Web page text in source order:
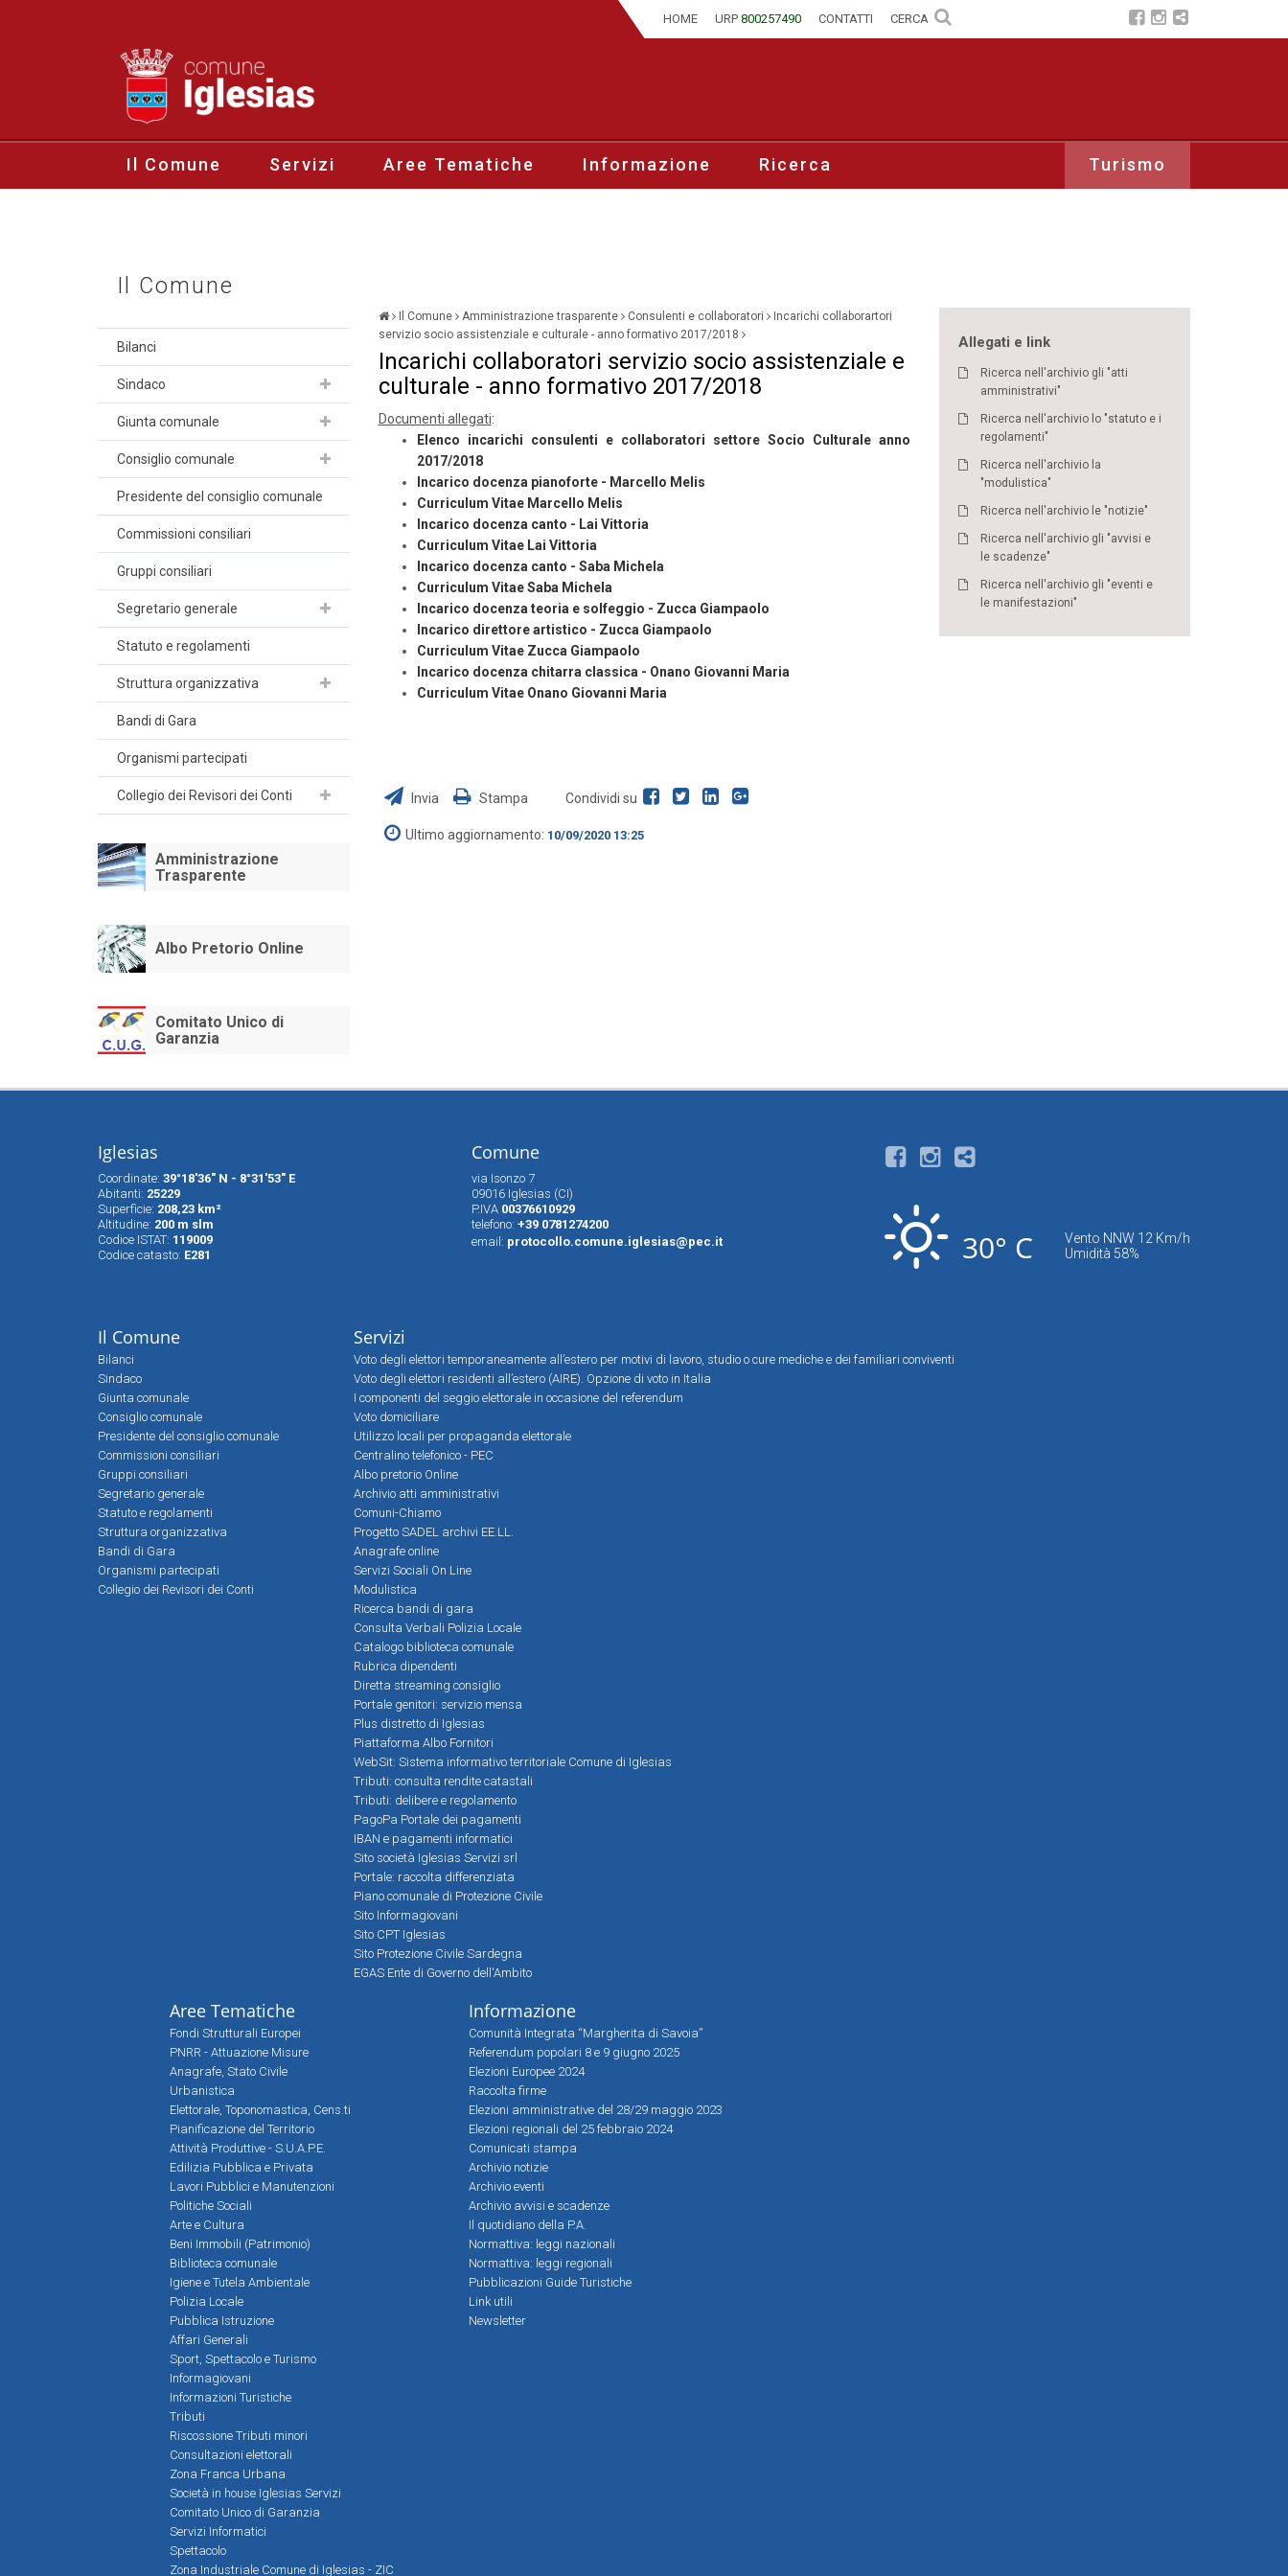
HOME URP 800257490 CONTATTI CERCA
Il Comune Servizi Aree Tematiche Informazione Turismo
Ricerca
Il Comune
Bilanci
Sindaco
Giunta comunale
Consiglio comunale
Presidente del consiglio comunale
Commissioni consiliari
Gruppi consiliari
Segretario generale
Statuto e regolamenti
Struttura organizzativa
Bandi di Gara
Organismi partecipati
Collegio dei Revisori dei Conti
Amministrazione
Trasparente
Albo Pretorio Online
Comitato Unico di
Garanzia
Il Comune Amministrazione trasparente Consulenti e collaboratori
Incarichi collaborartori
servizio socio assistenziale e culturale - anno formativo 2017/2018
Incarichi collaboratori servizio socio assistenziale e
culturale - anno formativo 2017/2018
Documenti allegati:
Elenco incarichi consulenti e collaboratori settore Socio Culturale anno
2017/2018
Incarico docenza pianoforte - Marcello Melis
Curriculum Vitae Marcello Melis
Incarico docenza canto - Lai Vittoria
Curriculum Vitae Lai Vittoria
Incarico docenza canto - Saba Michela
Curriculum Vitae Saba Michela
Incarico docenza teoria e solfeggio - Zucca Giampaolo
Incarico direttore artistico - Zucca Giampaolo
Curriculum Vitae Zucca Giampaolo
Incarico docenza chitarra classica - Onano Giovanni Maria
Curriculum Vitae Onano Giovanni Maria
Invia Stampa Condividi su
Ultimo aggiornamento: 10/09/2020 13:25
Allegati e link
Ricerca nell'archivio gli "atti
amministrativi"
Ricerca nell'archivio lo "statuto e i
regolamenti"
Ricerca nell'archivio la
"modulistica"
Ricerca nell'archivio le "notizie"
Ricerca nell'archivio gli "avvisi e
le scadenze"
Ricerca nell'archivio gli "eventi e
le manifestazioni"
Iglesias
Coordinate: 39°18'36" N - 8°31'53" E
Abitanti: 25229
Superfìcie: 208,23 km²
Altitudine: 200 m slm
Codice ISTAT: 119009
Codice catasto: E281
Comune
via Isonzo 7
09016 Iglesias (CI)
P.IVA 00376610929
telefono: +39 0781274200
email: protocollo.comune.iglesias@pec.it 30° C
Vento NNW 12 Km/h
Umidità 58%
Il Comune
Bilanci
Sindaco
Giunta comunale
Consiglio comunale
Presidente del consiglio comunale
Commissioni consiliari
Gruppi consiliari
Segretario generale
Statuto e regolamenti
Struttura organizzativa
Bandi di Gara
Organismi partecipati
Collegio dei Revisori dei Conti
Servizi
Voto degli elettori temporaneamente all’estero per motivi di lavoro, studio o cure mediche e dei familiari conviventi
Voto degli elettori residenti all’estero (AIRE). Opzione di voto in Italia
I componenti del seggio elettorale in occasione del referendum
Voto domiciliare
Utilizzo locali per propaganda elettorale
Centralino telefonico - PEC
Albo pretorio Online
Archivio atti amministrativi
Comuni-Chiamo
Progetto SADEL archivi EE.LL.
Anagrafe online
Servizi Sociali On Line
Modulistica
Ricerca bandi di gara
Consulta Verbali Polizia Locale
Catalogo biblioteca comunale
Rubrica dipendenti
Diretta streaming consiglio
Portale genitori: servizio mensa
Plus distretto di Iglesias
Piattaforma Albo Fornitori
WebSit: Sistema informativo territoriale Comune di Iglesias
Tributi: consulta rendite catastali
Tributi: delibere e regolamento
PagoPa Portale dei pagamenti
IBAN e pagamenti informatici
Sito società Iglesias Servizi srl
Portale: raccolta differenziata
Piano comunale di Protezione Civile
Sito Informagiovani
Sito CPT Iglesias
Sito Protezione Civile Sardegna
EGAS Ente di Governo dell'Ambito
Aree Tematiche
Fondi Strutturali Europei
PNRR - Attuazione Misure
Anagrafe, Stato Civile
Urbanistica
Elettorale, Toponomastica, Cens.ti
Pianificazione del Territorio
Attività Produttive - S.U.A.P.E.
Edilizia Pubblica e Privata
Lavori Pubblici e Manutenzioni
Politiche Sociali
Arte e Cultura
Beni Immobili (Patrimonio)
Biblioteca comunale
Igiene e Tutela Ambientale
Polizia Locale
Pubblica Istruzione
Affari Generali
Sport, Spettacolo e Turismo
Informagiovani
Informazioni Turistiche
Tributi
Riscossione Tributi minori
Consultazioni elettorali
Zona Franca Urbana
Società in house Iglesias Servizi
Comitato Unico di Garanzia
Servizi Informatici
Spettacolo
Zona Industriale Comune di Iglesias - ZIC
Informazione
Comunità Integrata “Margherita di Savoia”
Referendum popolari 8 e 9 giugno 2025
Elezioni Europee 2024
Raccolta firme
Elezioni amministrative del 28/29 maggio 2023
Elezioni regionali del 25 febbraio 2024
Comunicati stampa
Archivio notizie
Archivio eventi
Archivio avvisi e scadenze
Il quotidiano della P.A.
Normattiva: leggi nazionali
Normattiva: leggi regionali
Pubblicazioni Guide Turistiche
Link utili
Newsletter